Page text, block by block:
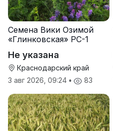
Семена Вики Озимой
«Глинковская» РС-1
Не указана
Краснодарский край
3 авг 2026, 09:24 • 83